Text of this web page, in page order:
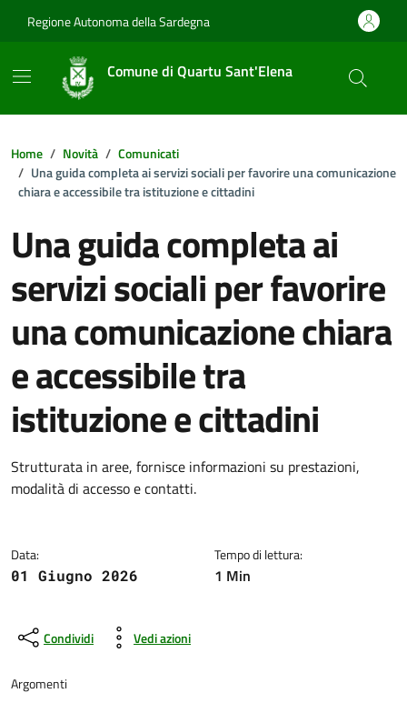
Regione Autonoma della Sardegna
Comune di Quartu Sant'Elena
Home Novità
Comunicati
Una guida completa ai servizi sociali per favorire una comunicazione
chiara e accessibile tra istituzione e cittadini
Una guida completa ai
servizi sociali per favorire
una comunicazione chiara
e accessibile tra
istituzione e cittadini
Dettagli della notizia
Strutturata in aree, fornisce informazioni su prestazioni,
modalità di accesso e contatti.
Data:
01 Giugno 2026
Tempo di lettura:
1 Min
Condividi Vedi azioni
Argomenti